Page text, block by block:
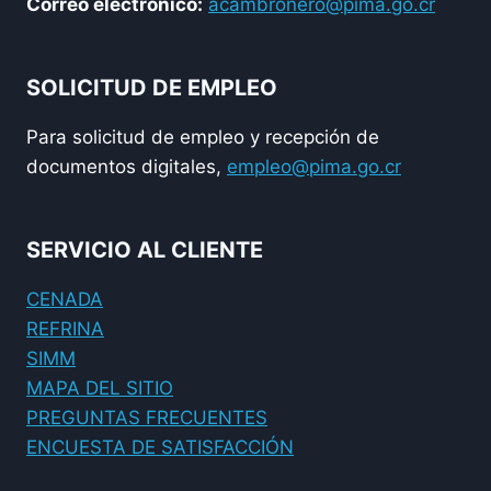
Correo electrónico: acambronero@pima.go.cr
SOLICITUD DE EMPLEO
Para solicitud de empleo y recepción de
documentos digitales, empleo@pima.go.cr
SERVICIO AL CLIENTE
CENADA
REFRINA
SIMM
MAPA DEL SITIO
PREGUNTAS FRECUENTES
ENCUESTA DE SATISFACCIÓN